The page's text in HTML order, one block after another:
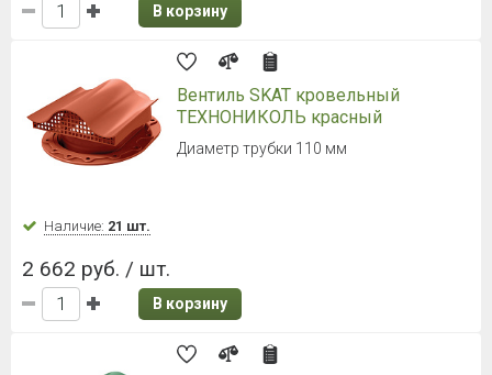
В корзину
Вентиль SKAT кровельный
ТЕХНОНИКОЛЬ красный
Диаметр трубки 110 мм
Наличие: 21 шт.
2 662 руб. / шт.
В корзину